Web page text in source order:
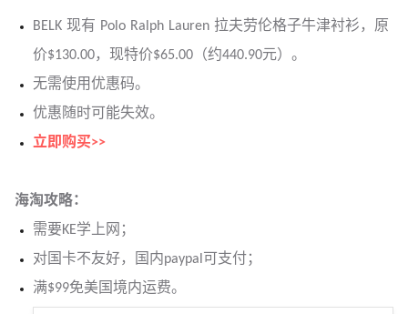
BELK 现有 Polo Ralph Lauren 拉夫劳伦格子牛津衬衫，原
价$130.00，现特价$65.00（约440.90元）。
无需使用优惠码。
优惠随时可能失效。
立即购买>>
海淘攻略：
需要KE学上网；
对国卡不友好，国内paypal可支付；
满$99免美国境内运费。